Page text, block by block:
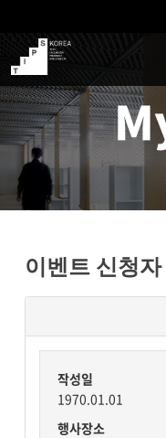
TIPS
이벤트 신청자
작성일
1970.01.01
행사장소